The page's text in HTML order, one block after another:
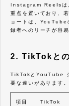
Instagram Reelsは
重点を置いており、
ョートは、YouTube
録者へのリーチが容易
2. TikTokと
TikTokとYouTube
要な違いがあります。
項目